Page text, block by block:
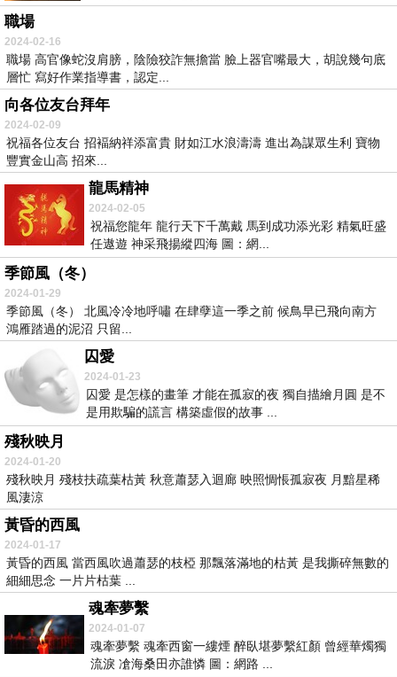
職場
2024-02-16
職場 高官像蛇沒肩膀，陰險狡詐無擔當 臉上器官嘴最大，胡說幾句底
層忙 寫好作業指導書，認定...
向各位友台拜年
2024-02-09
祝福各位友台 招褔納祥添富貴 財如江水浪濤濤 進出為謀眾生利 寶物
豐實金山高 招來...
龍馬精神
2024-02-05
祝福您龍年 龍行天下千萬戴 馬到成功添光彩 精氣旺盛
任遨遊 神采飛揚縱四海 圖：網...
季節風（冬）
2024-01-29
季節風（冬） 北風冷冷地呼嘯 在肆孽這一季之前 候鳥早已飛向南方
鴻雁踏過的泥沼 只留...
囚愛
2024-01-23
囚愛 是怎樣的畫筆 才能在孤寂的夜 獨自描繪月圓 是不
是用欺騙的謊言 構築虛假的故事 ...
殘秋映月
2024-01-20
殘秋映月 殘枝扶疏葉枯黃 秋意蕭瑟入迴廊 映照惆悵孤寂夜 月黯星稀
風淒涼
黃昏的西風
2024-01-17
黃昏的西風 當西風吹過蕭瑟的枝椏 那飄落滿地的枯黃 是我撕碎無數的
細細思念 一片片枯葉 ...
魂牽夢繫
2024-01-07
魂牽夢繫 魂牽西窗一縷煙 醉臥堪夢繫紅顏 曾經華燭獨
流淚 凔海桑田亦誰憐 圖：網路 ...